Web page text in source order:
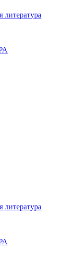
литература
литература